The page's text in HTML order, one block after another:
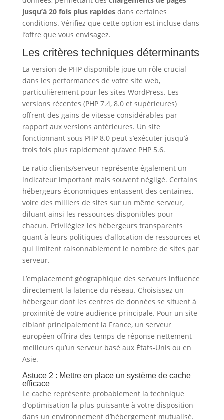
jusqu’à 20 fois plus rapidesdans certaines
conditions. Vérifiez que cette option est incluse dans
l’offre que vous envisagez.
Les critères techniques déterminants
La version de PHP disponible joue un rôle crucial
dans les performances de votre site web,
particulièrement pour les sites WordPress. Les
versions récentes (PHP 7.4, 8.0 et supérieures)
offrent des gains de vitesse considérables par
rapport aux versions antérieures. Un site
fonctionnant sous PHP 8.0 peut s’exécuter jusqu’à
trois fois plus rapidement qu’avec PHP 5.6.
Le ratio clients/serveur représente également un
indicateur important mais souvent négligé. Certains
hébergeurs économiques entassent des centaines,
voire des milliers de sites sur un même serveur,
diluant ainsi les ressources disponibles pour
chacun. Privilégiez les hébergeurs transparents
quant à leurs politiques d’allocation de ressources et
qui limitent raisonnablement le nombre de sites par
serveur.
L’emplacement géographique des serveurs influence
directement la latence du réseau. Choisissez un
hébergeur dont les centres de données se situent à
proximité de votre audience principale. Pour un site
ciblant principalement la France, un serveur
européen offrira des temps de réponse nettement
meilleurs qu’un serveur basé aux États-Unis ou en
Asie.
Astuce 2 : Mettre en place un système de cache
efficace
Le cache représente probablement la technique
d’optimisation la plus puissante à votre disposition
dans un environnement d’hébergement mutualisé.